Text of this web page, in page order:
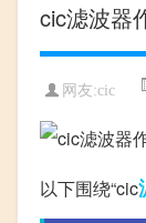
cic滤波器
网友:cic
以下围绕“cic